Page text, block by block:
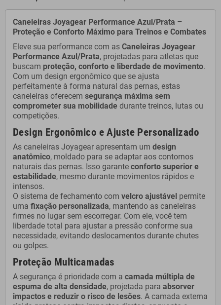
Caneleiras Joyagear Performance Azul/Prata –
Proteção e Conforto Máximo para Treinos e Combates
Eleve sua performance com as Caneleiras Joyagear
Performance Azul/Prata, projetadas para atletas que
buscam proteção, conforto e liberdade de movimento.
Com um design ergonômico que se ajusta
perfeitamente à forma natural das pernas, estas
caneleiras oferecem segurança máxima sem
comprometer sua mobilidade durante treinos, lutas ou
competições.
Design Ergonômico e Ajuste Personalizado
As caneleiras Joyagear apresentam um design
anatômico, moldado para se adaptar aos contornos
naturais das pernas. Isso garante conforto superior e
estabilidade, mesmo durante movimentos rápidos e
intensos.
O sistema de fechamento com velcro ajustável permite
uma fixação personalizada, mantendo as caneleiras
firmes no lugar sem escorregar. Com ele, você tem
liberdade total para ajustar a pressão conforme sua
necessidade, evitando deslocamentos durante chutes
ou golpes.
Proteção Multicamadas
A segurança é prioridade com a camada múltipla de
espuma de alta densidade, projetada para absorver
impactos e reduzir o risco de lesões. A camada externa